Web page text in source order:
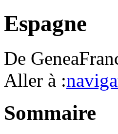
Espagne
De
Aller à :
Sommaire